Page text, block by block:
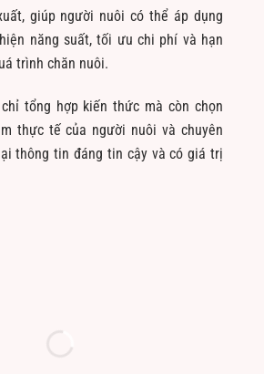
giúp người nuôi có thể áp dụng
năng suất, tối ưu chi phí và hạn
trình chăn nuôi.
tổng hợp kiến thức mà còn chọn
thực tế của người nuôi và chuyên
thông tin đáng tin cậy và có giá trị